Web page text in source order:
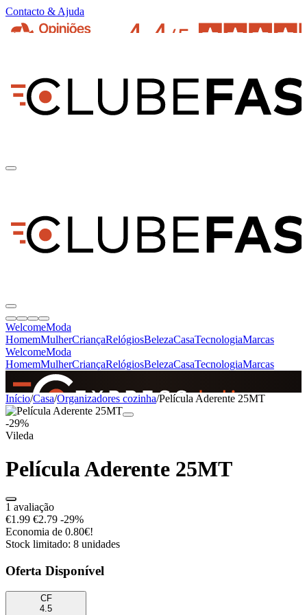
Contacto & Ajuda
WelcomeModa
HomemMulherCriançaRelógiosBelezaCasaTecnologiaMarcas
WelcomeModa
HomemMulherCriançaRelógiosBelezaCasaTecnologiaMarcas
SINCE 2005
Início/Casa/Organizadores cozinha/Película Aderente 25MT
-29%
Vileda
Película Aderente 25MT
1 avaliação
€1.99 €2.79 -29%
Economia de 0.80€!
Stock limitado: 8 unidades
Oferta Disponível
CF
4.5